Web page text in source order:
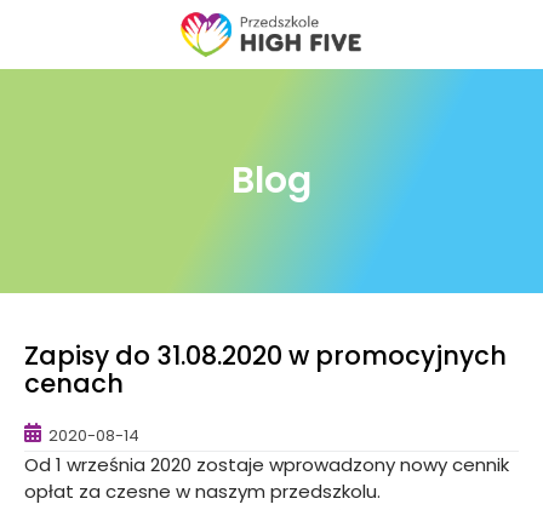
Blog
Zapisy do 31.08.2020 w promocyjnych
cenach
2020-08-14
Od 1 września 2020 zostaje wprowadzony nowy cennik
opłat za czesne w naszym przedszkolu.